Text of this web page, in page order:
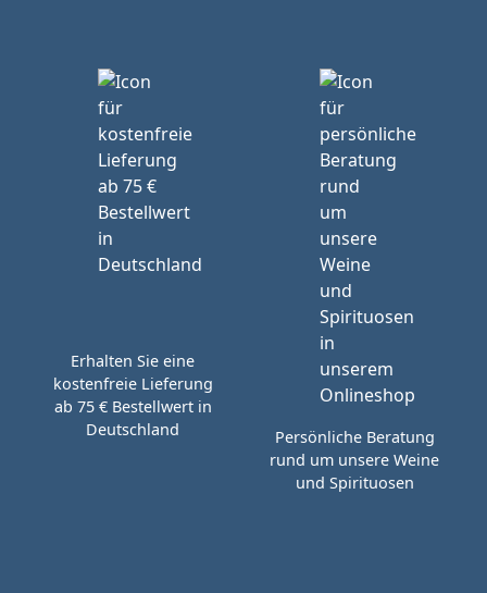
Erhalten Sie eine
kostenfreie Lieferung
ab 75 € Bestellwert in
Deutschland
Persönliche Beratung
rund um unsere Weine
und Spirituosen